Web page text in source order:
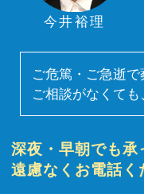
今井裕理
ご危篤・ご急逝
ご相談がなくても
深夜・早朝でも承
遠慮なくお電話く